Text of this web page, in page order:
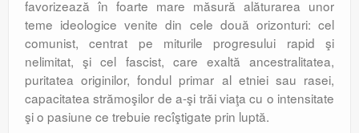
favorizează în foarte mare măsură alăturarea unor
teme ideologice venite din cele două orizonturi: cel
comunist, centrat pe miturile progresului rapid şi
nelimitat, şi cel fascist, care exaltă ancestralitatea,
puritatea originilor, fondul primar al etniei sau rasei,
capacitatea strămoşilor de a-şi trăi viaţa cu o intensitate
şi o pasiune ce trebuie recîştigate prin luptă.